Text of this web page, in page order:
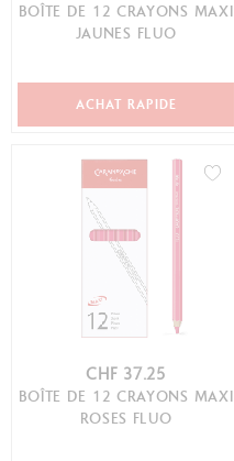
BOÎTE DE 12 CRAYONS MAXI
JAUNES FLUO
ACHAT RAPIDE
CHF 37.25
BOÎTE DE 12 CRAYONS MAXI
ROSES FLUO